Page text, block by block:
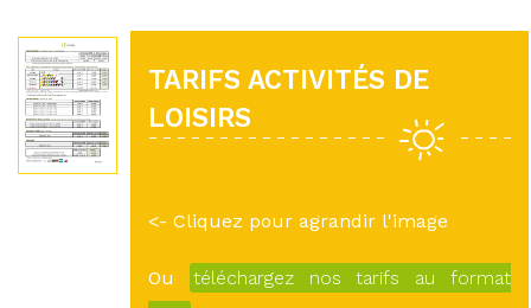
TARIFS ACTIVITÉS DE
LOISIRS
<- Cliquez pour agrandir l'image
Ou
téléchargez nos tarifs au format